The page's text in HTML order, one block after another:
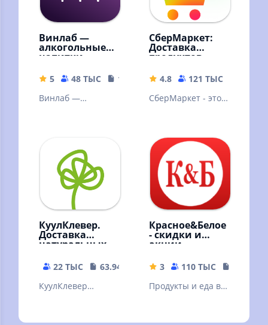
Винлаб —
алкогольные
напитки
5 48 ТЫС
161.17 MB
Винлаб —
на первый заказ.
СберМаркет:
Доставка
продуктов
4.8 121 ТЫС
СберМаркет - это
магазинов в
России.
КуулКлевер.
Доставка
натуральных
22 ТЫС
63.94 MB
КуулКлевер
Красное&Белое
- скидки и
акции
3 110 ТЫС
Продукты и еда в